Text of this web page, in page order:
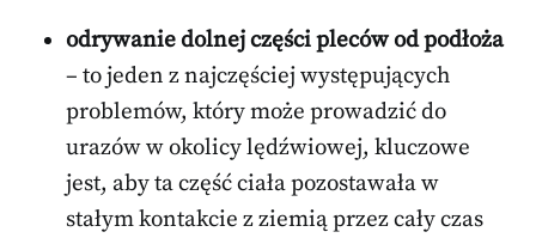
odrywanie dolnej części pleców od podłoża
– to jeden z najczęściej występujących
problemów, który może prowadzić do
urazów w okolicy lędźwiowej, kluczowe
jest, aby ta część ciała pozostawała w
stałym kontakcie z ziemią przez cały czas